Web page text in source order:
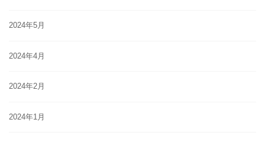
2024年5月
2024年4月
2024年2月
2024年1月